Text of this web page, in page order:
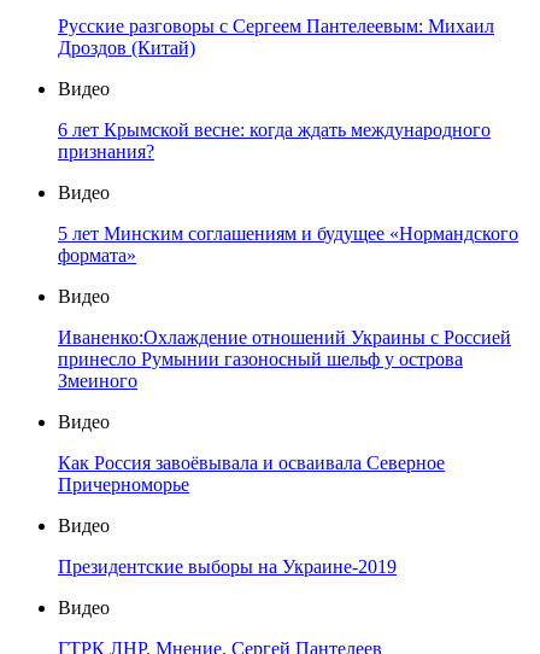
Русские разговоры с Сергеем Пантелеевым: Михаил
Дроздов (Китай)
Видео
6 лет Крымской весне: когда ждать международного
признания?
Видео
5 лет Минским соглашениям и будущее «Нормандского
формата»
Видео
Иваненко:Охлаждение отношений Украины с Россией
принесло Румынии газоносный шельф у острова
Змеиного
Видео
Как Россия завоёвывала и осваивала Северное
Причерноморье
Видео
Президентские выборы на Украине-2019
Видео
ГТРК ЛНР. Мнение. Сергей Пантелеев